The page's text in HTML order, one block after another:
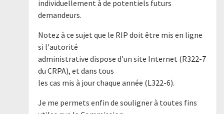
individuellement à de potentiels futurs
demandeurs.
Notez à ce sujet que le RIP doit être mis en ligne
si l'autorité
administrative dispose d'un site Internet (R322-7
du CRPA), et dans tous
les cas mis à jour chaque année (L322-6).
Je me permets enfin de souligner à toutes fins